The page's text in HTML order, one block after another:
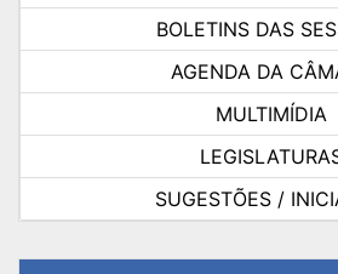
BOLETINS DAS
AGENDA DA
MULTIMÍDIA
SUGESTÕES /